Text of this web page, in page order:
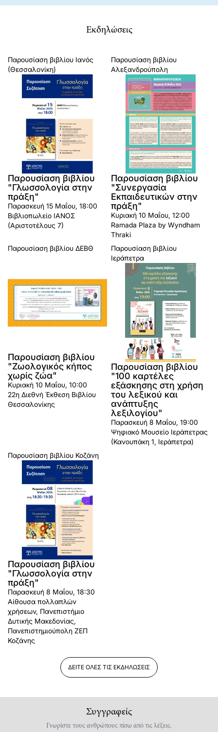
Εκδηλώσεις
Παρουσίαση βιβλίου Ιανός
(Θεσσαλονίκη)
Παρουσίαση βιβλίου
"Γλωσσολογία στην
πράξη"
Παρασκευή 15 Μαΐου, 18:00
Βιβλιοπωλείο ΙΑΝΟΣ
(Αριστοτέλους 7)
Παρουσίαση βιβλίου
Αλεξανδρούπολη
Παρουσίαση βιβλίου
"Συνεργασία
Εκπαιδευτικών στην
πράξη"
Κυριακή 10 Μαΐου, 12:00
Ramada Plaza by Wyndham
Thraki
Παρουσίαση βιβλίου ΔΕΒΘ
Παρουσίαση βιβλίου
"Ζωολογικός κήπος
χωρίς ζώα"
Κυριακή 10 Μαΐου, 10:00
22η Διεθνή Έκθεση Βιβλίου
Θεσσαλονίκης
Παρουσίαση βιβλίου
Ιεράπετρα
Παρουσίαση βιβλίου
"100 καρτέλες
εξάσκησης στη χρήση
του λεξικού και
ανάπτυξης
λεξιλογίου"
Παρασκευή 8 Μαΐου, 19:00
Ψηφιακό Μουσείο Ιεράπετρας
(Κανουπάκη 1, Ιεράπετρα)
Παρουσίαση βιβλίου Κοζάνη
Παρουσίαση βιβλίου
"Γλωσσολογία στην
πράξη"
Παρασκευή 8 Μαΐου, 18:30
Αίθουσα πολλαπλών
χρήσεων, Πανεπιστήμιο
Δυτικής Μακεδονίας,
Πανεπιστημιούπολη ΖΕΠ
Κοζάνης
ΔΕΊΤΕ ΌΛΕΣ ΤΙΣ ΕΚΔΗΛΏΣΕΙΣ
Συγγραφείς
Γνωρίστε τους ανθρώπους πίσω από τις λέξεις.